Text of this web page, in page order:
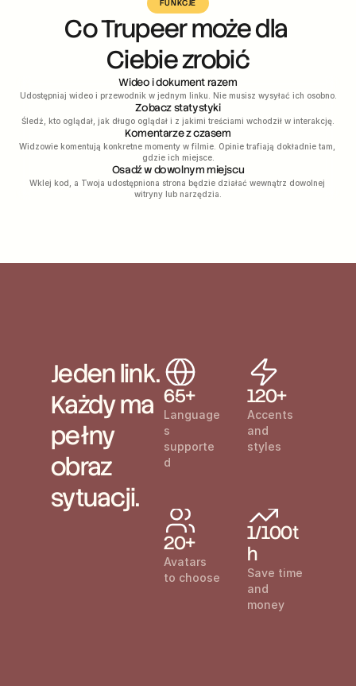
FUNKCJE
Co Trupeer może dla
Ciebie zrobić
Wideo i dokument razem
Udostępniaj wideo i przewodnik w jednym linku. Nie musisz wysyłać ich osobno.
Zobacz statystyki
Śledź, kto oglądał, jak długo oglądał i z jakimi treściami wchodził w interakcję.
Komentarze z czasem
Widzowie komentują konkretne momenty w filmie. Opinie trafiają dokładnie tam,
gdzie ich miejsce.
Osadź w dowolnym miejscu
Wklej kod, a Twoja udostępniona strona będzie działać wewnątrz dowolnej
witryny lub narzędzia.
Jeden link.
Każdy ma
pełny
obraz
sytuacji.
65+
Language
s
supporte
d
120+
Accents
and
styles
20+
Avatars
to choose
1/100t
h
Save time
and
money